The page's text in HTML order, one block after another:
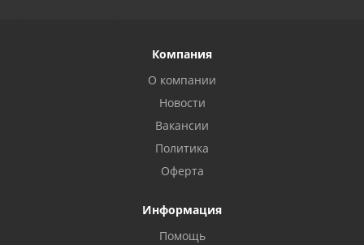
Компания
О компании
Новости
Вакансии
Политика
Оферта
Информация
Помощь